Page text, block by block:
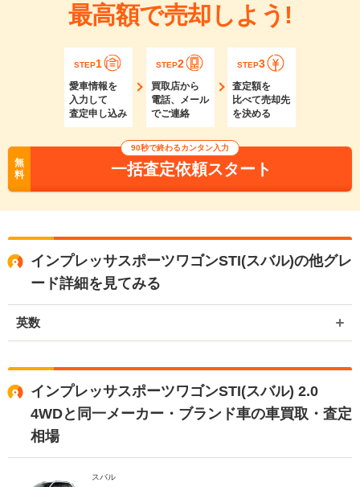
最高額で売却しよう!
STEP1
愛車情報を
入力して
査定申し込み
STEP2
買取店から
電話、メール
でご連絡
STEP3
査定額を
比べて売却先
を決める
無
料
90秒で終わるカンタン入力
一括査定依頼スタート
インプレッサスポーツワゴンSTI(スバル)の他グレ
ード詳細を見てみる
英数
インプレッサスポーツワゴンSTI(スバル) 2.0
4WDと同一メーカー・ブランド車の車買取・査定
相場
スバル